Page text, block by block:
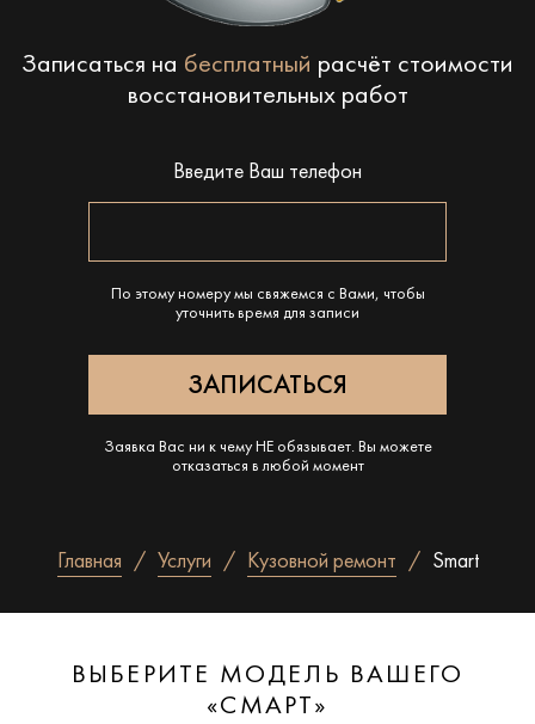
Записаться на бесплатный расчёт стоимости
восстановительных работ
Введите Ваш телефон
По этому номеру мы свяжемся с Вами, чтобы
уточнить время для записи
Заявка Вас ни к чему НЕ обязывает. Вы можете
отказаться в любой момент
Главная Услуги Кузовной ремонт Smart
ВЫБЕРИТЕ МОДЕЛЬ ВАШЕГО
«СМАРТ»